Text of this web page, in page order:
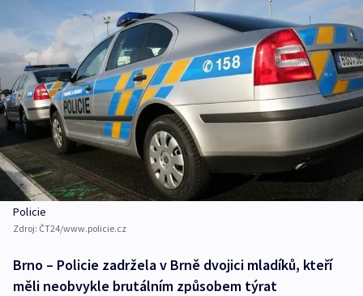
Policie
Zdroj: ČT24/www.policie.cz
Brno – Policie zadržela v Brně dvojici mladíků, kteří
měli neobvykle brutálním způsobem týrat